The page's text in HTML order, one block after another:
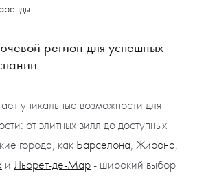
регион для успешных
уникальные возможности для
от элитных вилл до доступных
города, как Барселона, Жирона,
и Льорет-де-Мар - широкий выбор